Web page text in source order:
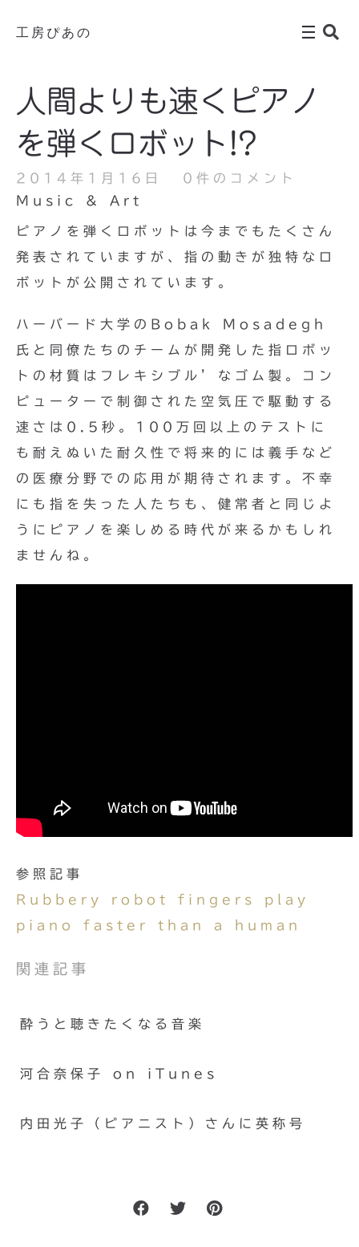
工房ぴあの
人間よりも速くピアノ
を弾くロボット!?
2014年1月16日
0件のコメント
Music & Art
ピアノを弾くロボットは今までもたくさん
発表されていますが、指の動きが独特なロ
ボットが公開されています。
ハーバード大学のBobak Mosadegh
氏と同僚たちのチームが開発した指ロボッ
トの材質はフレキシブル’なゴム製。コン
ピューターで制御された空気圧で駆動する
速さは0.5秒。100万回以上のテストに
も耐えぬいた耐久性で将来的には義手など
の医療分野での応用が期待されます。不幸
にも指を失った人たちも、健常者と同じよ
うにピアノを楽しめる時代が来るかもしれ
ませんね。
参照記事
Rubbery robot fingers play
piano faster than a human
関連記事
酔うと聴きたくなる音楽
河合奈保子 on iTunes
内田光子（ピアニスト）さんに英称号